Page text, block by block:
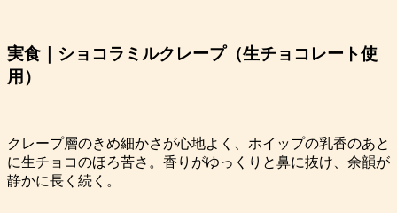
実食｜ショコラミルクレープ（生チョコレート使
用）
クレープ層のきめ細かさが心地よく、ホイップの乳香のあと
に生チョコのほろ苦さ。香りがゆっくりと鼻に抜け、余韻が
静かに長く続く。